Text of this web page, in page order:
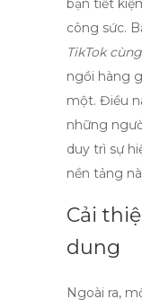
bạn tiết
công sức.
TikTok
ngồi hàng
một. Điều
những
duy trì sự
nền tảng
Cải
dung
Ngoài ra,